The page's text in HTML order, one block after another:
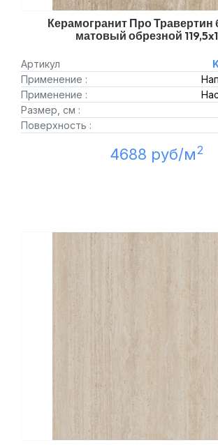
Керамогранит Про
матовый обрезной
Артикул
Применение :
Применение :
Размер, см :
Поверхность :
4688 руб/м2